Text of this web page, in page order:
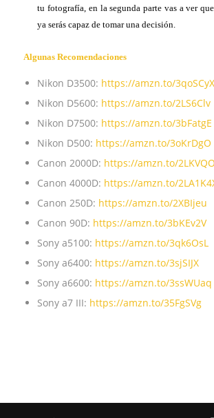
tu fotografía, en la segunda parte vas a ver
ya serás capaz de tomar una decisión.
Algunas Recomendaciones
Nikon D3500: https://amzn.to/3qoSCyX
Nikon D5600: https://amzn.to/2LS6Clv
Nikon D7500: https://amzn.to/3bFatgE
Nikon D500: https://amzn.to/3oKrDgO
Canon 2000D: https://amzn.to/
Canon 4000D: https://amzn.to/
Canon 250D: https://amzn.to/2XBIjeu
Canon 90D: https://amzn.to/3bKEv2V
Sony a5100: https://amzn.to/3qk6OsL
Sony a6400: https://amzn.to/3sjSIJX
Sony a6600: https://amzn.to/3ssWUaq
Sony a7 III: https://amzn.to/35FgSVg